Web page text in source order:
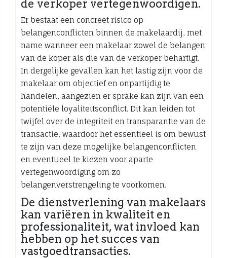
de verkoper vertegenwoordigen.
Er bestaat een concreet risico op
belangenconflicten binnen de makelaardij, met
name wanneer een makelaar zowel de belangen
van de koper als die van de verkoper behartigt.
In dergelijke gevallen kan het lastig zijn voor de
makelaar om objectief en onpartijdig te
handelen, aangezien er sprake kan zijn van een
potentiële loyaliteitsconflict. Dit kan leiden tot
twijfel over de integriteit en transparantie van de
transactie, waardoor het essentieel is om bewust
te zijn van deze mogelijke belangenconflicten
en eventueel te kiezen voor aparte
vertegenwoordiging om zo
belangenverstrengeling te voorkomen.
De dienstverlening van makelaars
kan variëren in kwaliteit en
professionaliteit, wat invloed kan
hebben op het succes van
vastgoedtransacties.